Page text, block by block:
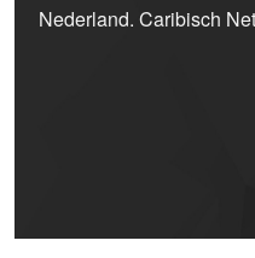
Nederland. Caribisch